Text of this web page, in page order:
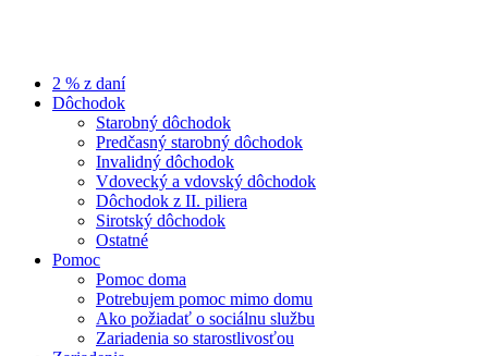
2 % z daní
Dôchodok
Starobný dôchodok
Predčasný starobný dôchodok
Invalidný dôchodok
Vdovecký a vdovský dôchodok
Dôchodok z II. piliera
Sirotský dôchodok
Ostatné
Pomoc
Pomoc doma
Potrebujem pomoc mimo domu
Ako požiadať o sociálnu službu
Zariadenia so starostlivosťou